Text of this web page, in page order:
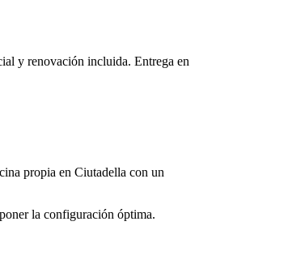
y renovación incluida. Entrega en
propia en Ciutadella con un
la configuración óptima.